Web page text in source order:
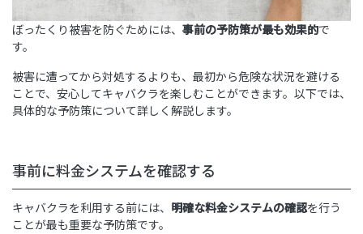
ぼったくり被害を防ぐためには、 事前の予防策が最も効果的で
す。
被害に遭ってから対処するよりも、最初から危険な状況を避ける
ことで、安心してキャバクラを楽しむことができます。以下では、
具体的な予防策について詳しく解説します。
事前に料金システムを確認する
キャバクラを利用する前には、 明確な料金システムの確認を行う
ことが最も重要な予防策です。